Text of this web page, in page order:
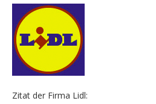
Zitat der Firma Lidl: